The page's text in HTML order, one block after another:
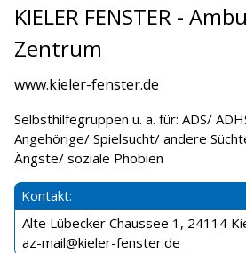
KIELER FENSTER -
Zentrum
www.kieler-fenster.de
Selbsthilfegruppen u. a. für: ADS/
Angehörige/ Spielsucht/ andere
Ängste/ soziale Phobien
Kontakt:
Alte Lübecker Chaussee 1, 24114
az-mail@kieler-fenster.de